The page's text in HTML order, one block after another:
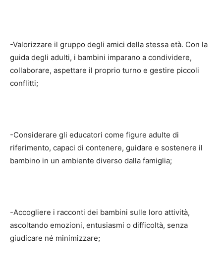
-Valorizzare il gruppo degli amici della stessa età. Con la
guida degli adulti, i bambini imparano a condividere,
collaborare, aspettare il proprio turno e gestire piccoli
conflitti;
-Considerare gli educatori come figure adulte di
riferimento, capaci di contenere, guidare e sostenere il
bambino in un ambiente diverso dalla famiglia;
-Accogliere i racconti dei bambini sulle loro attività,
ascoltando emozioni, entusiasmi o difficoltà, senza
giudicare né minimizzare;